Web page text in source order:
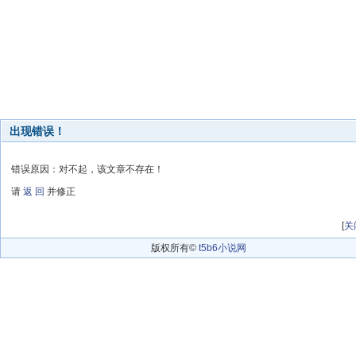
出现错误！
错误原因：对不起，该文章不存在！
请 返 回 并修正
[关
版权所有© t5b6小说网